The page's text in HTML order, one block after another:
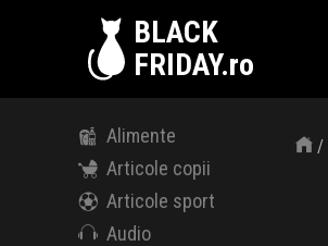
BLACK
FRIDAY.ro
Alimente
Articole copii
Articole sport
Audio
/